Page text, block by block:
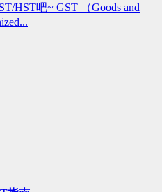
HST吧~ GST （Goods and